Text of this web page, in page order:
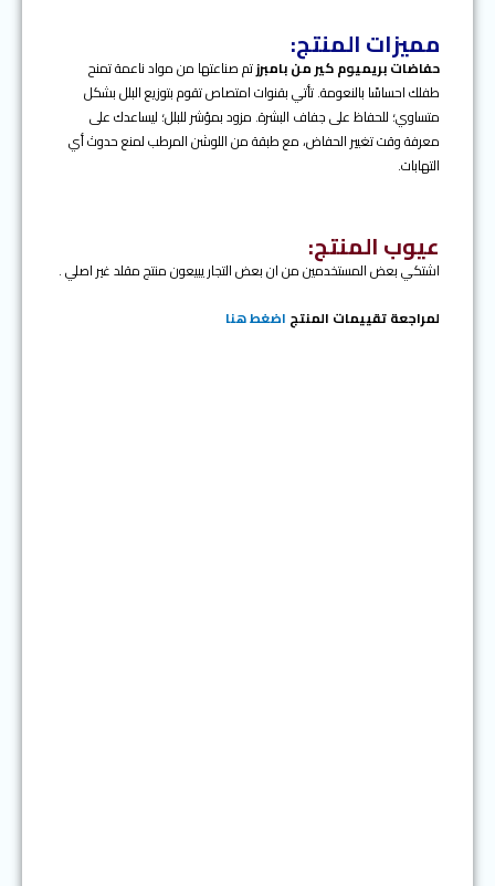
مميزات المنتج:
حفاضات بريميوم كير من بامبرزتم صناعتها من مواد ناعمة تمنح
طفلك احساسًا بالنعومة. تأتي بقنوات امتصاص تقوم بتوزيع البلل بشكل
متساوي؛ للحفاظ على جفاف البشرة. مزود بمؤشر للبلل؛ ليساعدك على
معرفة وقت تغيير الحفاض، مع طبقة من اللوشن المرطب لمنع حدوث أي
التهابات.
عيوب المنتج:
اشتكي بعض المستخدمين من ان بعض التجار يبيعون منتج مقلد غير اصلي .
لمراجعة تقييمات المنتج اضغط هنا